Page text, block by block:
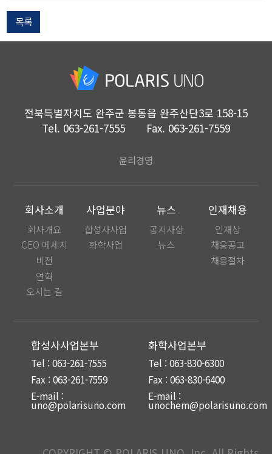
목록
전북특별자치도 완주군 봉동읍 완주산단3로 158-15
Tel. 063-261-7555 Fax. 063-261-7559
윤리경영
회사소개
회사개요
CEO 메세지
비전
연혁
오시는 길
사업분야
합성사사업
화학사업
뉴스
공지사항
뉴스
인재채용
인재상
채용공고
채용절차
합성사사업본부
Tel : 063-261-7555
Fax : 063-261-7559
E-mail :
uno@polarisuno.com
화학사업본부
Tel : 063-830-6300
Fax : 063-830-6400
E-mail :
unochem@polarisuno.com